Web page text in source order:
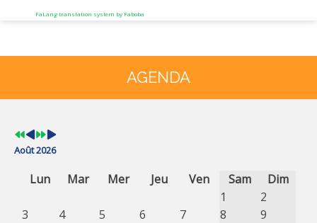
FaLang translation system by Faboba
AGENDA
Année
Mois
Année
Mois
Août 2026
Lun Mar Mer Jeu Ven Sam
Dim
1
2
3
4 5 6 7 8
9